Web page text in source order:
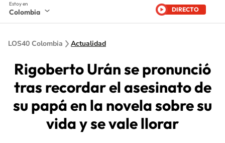
Colombia DIRECTO
LOS40 Colombia Actualidad
Rigoberto Urán se pronunció
tras recordar el asesinato de
su papá en la novela sobre su
vida y se vale llorar